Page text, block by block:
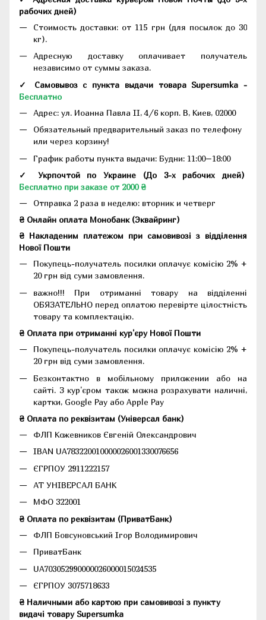
рабочих дней)
Стоимость доставки: от 115 грн (для посылок до 30
кг).
Адресную доставку оплачивает получатель
независимо от суммы заказа.
✓ Самовывоз с пункта выдачи товара Supersumka -
Бесплатно
Адрес: ул. Иоанна Павла II, 4/6 корп. В, Киев, 02000
Обязательный предварительный заказ по телефону
или через корзину!
График работы пункта выдачи: Будни: 11:00–18:00
✓ Укрпочтой по Украине (До 3-х рабочих дней)
Бесплатно при заказе от 2000 ₴
Отправка 2 раза в неделю: вторник и четверг
₴ Онлайн оплата Монобанк (Эквайринг)
₴ Накладеним платежом при самовивозі з відділення
Нової Пошти
Покупець-получатель посилки оплачує комісію 2% +
20 грн від суми замовлення.
важно!!! При отриманні товару на відділенні
ОБЯЗАТЕЛЬНО перед оплатою перевірте цілостність
товару та комплектацію.
₴ Оплата при отриманні кур'єру Нової Пошти
Покупець-получатель посилки оплачує комісію 2% +
20 грн від суми замовлення.
Безконтактно в мобільному приложении або на
сайті. З кур'єром також можна розрахувати наличні,
картки, Google Pay або Apple Pay
₴ Оплата по реквізитам (Універсал банк)
ФЛП Кожевников Євгеній Олександрович
IBAN UA783220010000026001330076656
ЄГРПОУ 2911222157
АТ УНІВЕРСАЛ БАНК
МФО 322001
₴ Оплата по реквізитам (ПриватБанк)
ФЛП Бовсуновський Ігор Володимирович
ПриватБанк
UA703052990000026000015024535
ЄГРПОУ 3075718633
₴ Наличными або картою при самовивозі з пункту
видачі товару Supersumka